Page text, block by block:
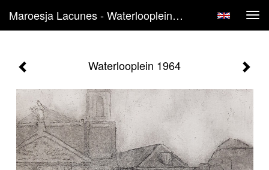
Maroesja Lacunes - Waterlooplein 1964
Waterlooplein 1964